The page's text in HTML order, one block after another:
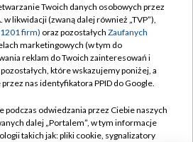
Regulamin TVP
prywatności
Moje zgody
Pomoc
Kontakt
Twoich danych osobowych przez
w likwidacji (zwaną dalej również „TVP”),
firm) oraz pozostałych Zaufanych
marketingowych (w tym do
reklam do Twoich zainteresowań i
które wskazujemy poniżej, a
nas identyfikatora PPID do Google.
podczas odwiedzania przez Ciebie naszych
dalej „Portalem”, w tym informacje
takich jak: pliki cookie, sygnalizatory